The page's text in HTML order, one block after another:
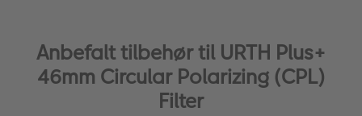
Anbefalt tilbehør til URTH Plus+
46mm Circular Polarizing (CPL)
Filter